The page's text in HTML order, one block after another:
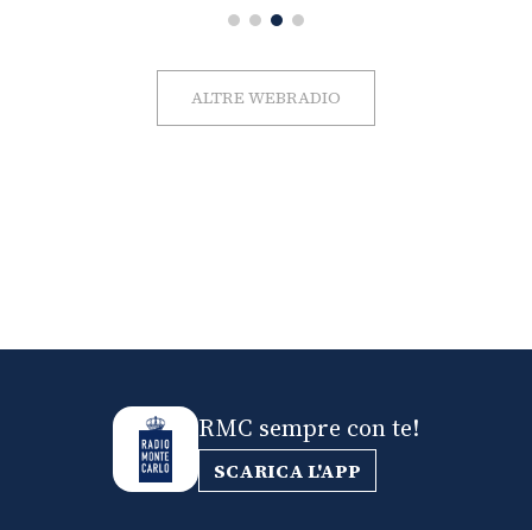
ALTRE WEBRADIO
RMC sempre con te!
SCARICA L'APP